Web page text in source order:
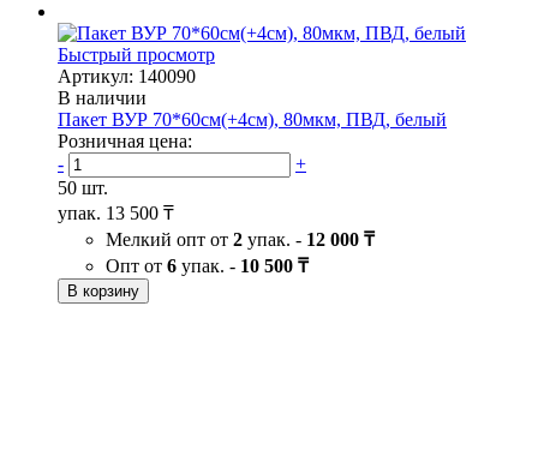
Быстрый просмотр
Артикул: 140090
В наличии
Пакет ВУР 70*60см(+4см), 80мкм, ПВД, белый
Розничная цена:
-
+
50 шт.
упак. 13 500 ₸
Мелкий опт от 2 упак. - 12 000 ₸
Опт от 6 упак. - 10 500 ₸
В корзину